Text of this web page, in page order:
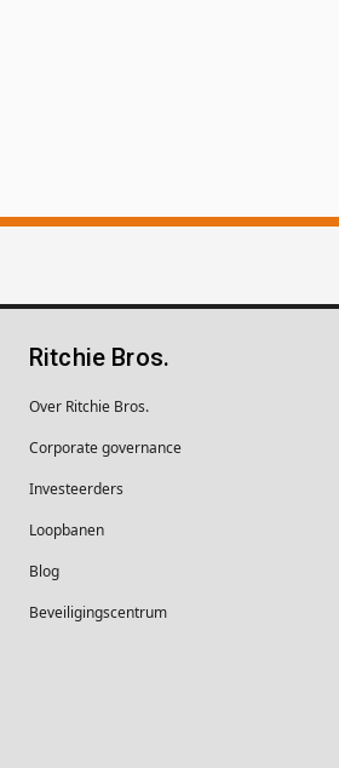
Ritchie Bros.
Over Ritchie Bros.
Corporate governance
Investeerders
Loopbanen
Blog
Beveiligingscentrum